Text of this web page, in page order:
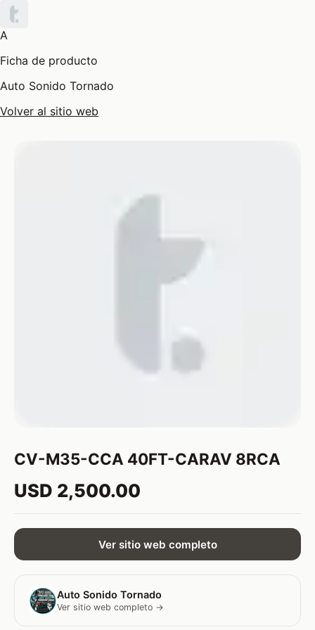
A
Ficha de producto
Auto Sonido Tornado
Volver al sitio web
CV-M35-CCA 40FT-CARAV 8RCA
USD 2,500.00
Ver sitio web completo
Auto Sonido Tornado
Ver sitio web completo →